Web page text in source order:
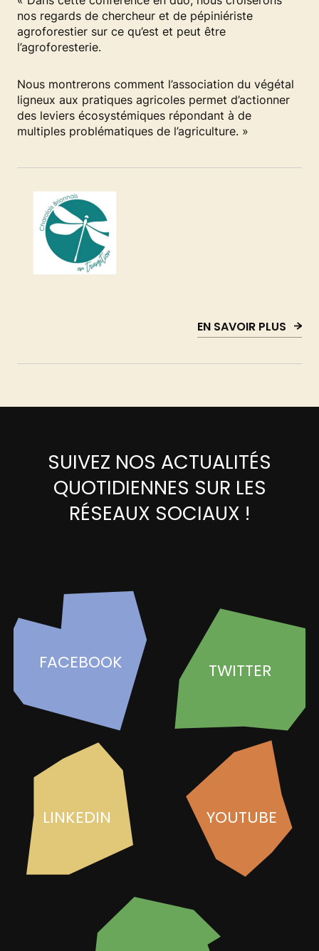
nos regards de chercheur et de pépiniériste
agroforestier sur ce qu’est et peut être
l’agroforesterie.
Nous montrerons comment l’association du végétal
ligneux aux pratiques agricoles permet d’actionner
des leviers écosystémiques répondant à de
multiples problématiques de l’agriculture. »
EN SAVOIR PLUS
SUIVEZ NOS ACTUALITÉS
QUOTIDIENNES SUR LES
RÉSEAUX SOCIAUX !
FACEBOOK TWITTER
LINKEDIN YOUTUBE